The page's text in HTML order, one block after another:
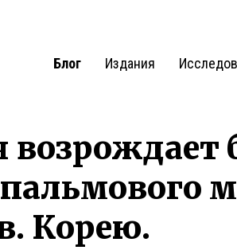
Блог Издания
Корею.